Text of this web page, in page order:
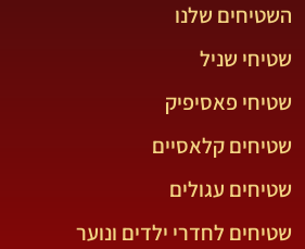
השטיחים שלנו
שטיחי שניל
שטיחי פאסיפיק
שטיחים קלאסיים
שטיחים עגולים
שטיחים לחדרי ילדים ונוער